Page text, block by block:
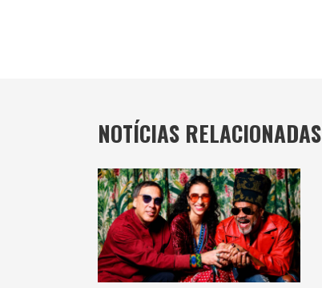
NOTÍCIAS RELACIONADAS